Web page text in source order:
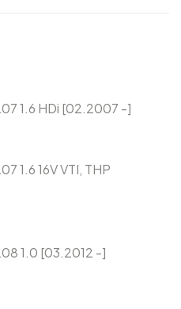
1.6 HDi [02.2007 -]
1.6 16V VTI, THP
1.0 [03.2012 -]